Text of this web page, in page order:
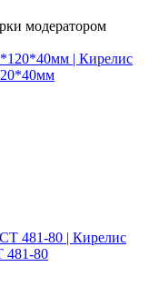
модератором
80